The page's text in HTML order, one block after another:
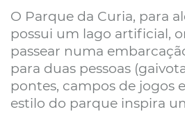
O Parque da Curia, para
possui um lago artificial,
passear numa
para duas pessoas
pontes, campos de jogos
estilo do parque inspira